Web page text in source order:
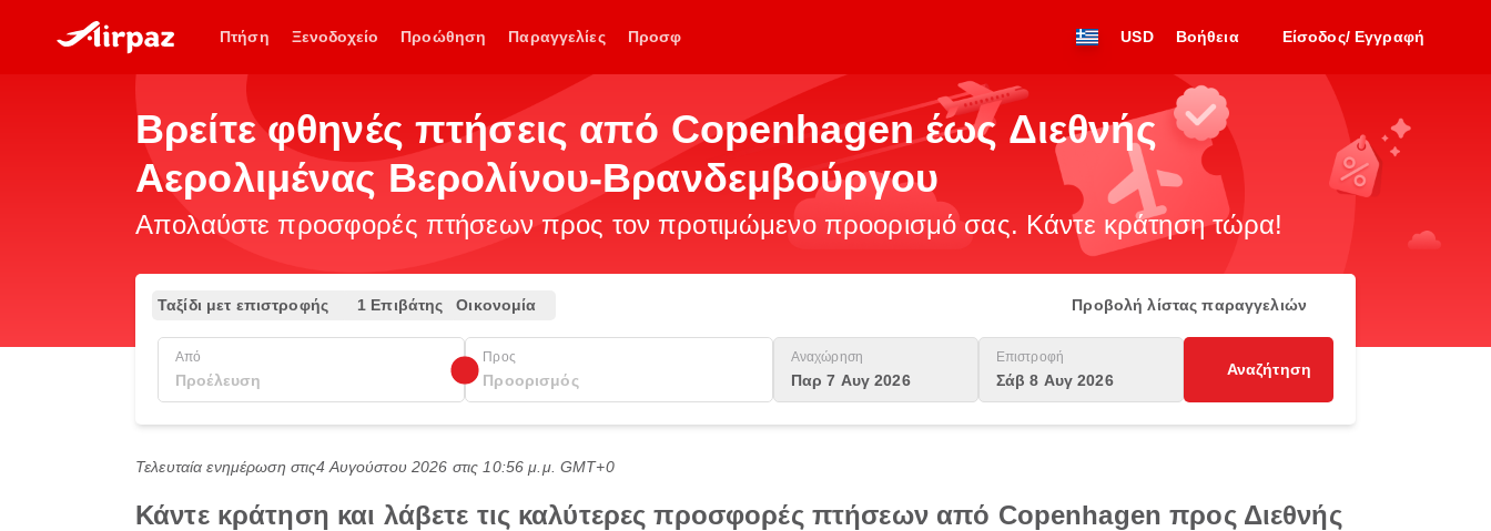
Πτήση Ξενοδοχείο Προώθηση Παραγγελίες Προσφ USD Βοήθεια Είσοδος/ Εγγραφή
Βρείτε φθηνές πτήσεις από Copenhagen έως Διεθνής
Αερολιμένας Βερολίνου-Βρανδεμβούργου
Απολαύστε προσφορές πτήσεων προς τον προτιμώμενο προορισμό σας. Κάντε κράτηση τώρα!
Ταξίδι μετ επιστροφής 1 Επιβάτης Οικονομία Προβολή λίστας παραγγελιών
Από Προς Αναχώρηση
Παρ 7 Αυγ 2026
Επιστροφή
Σάβ 8 Αυγ 2026
Αναζήτηση
Τελευταία ενημέρωση στις4 Αυγούστου 2026 στις 10:56 μ.μ. GMT+0
Κάντε κράτηση και λάβετε τις καλύτερες προσφορές πτήσεων από Copenhagen προς Διεθνής